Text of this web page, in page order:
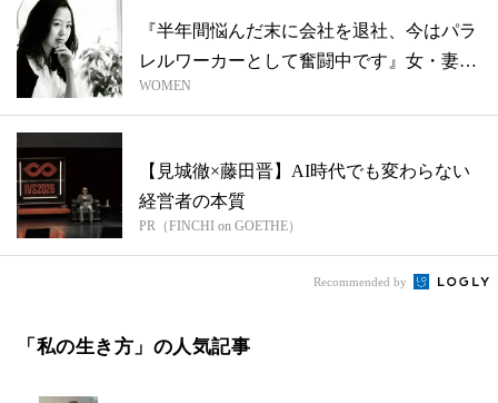
『半年間悩んだ末に会社を退社、今はパラ
レルワーカーとして奮闘中です』女・妻・
母〜...
WOMEN
【見城徹×藤田晋】AI時代でも変わらない
経営者の本質
PR（FINCHI on GOETHE）
Recommended by
「私の生き方」の人気記事